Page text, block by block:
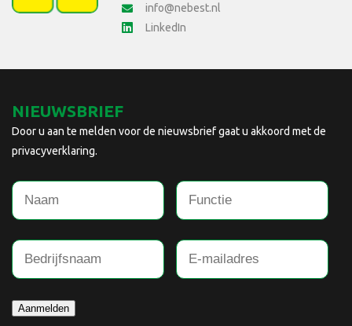
info@nebest.nl
LinkedIn
NIEUWSBRIEF
Door u aan te melden voor de nieuwsbrief gaat u akkoord met de
privacyverklaring.
Aanmelden